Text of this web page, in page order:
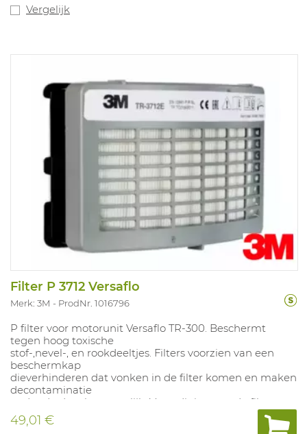
gerecycled materiaal in de verzenddoos.
Vergelijk
Filter P 3712 Versaflo
Merk: 3M ProdNr. 1016796
P filter voor motorunit Versaflo TR-300. Beschermt
tegen hoog toxische
stof-,nevel-, en rookdeeltjes. Filters voorzien van een
beschermkap
dieverhinderen dat vonken in de filter komen en maken
decontaminatie
onder de douche mogelijk. Verzadiging van de filter
enkel te detecteren
door een verhoging van (inadem-)weerstand, motorunit
49,01 €